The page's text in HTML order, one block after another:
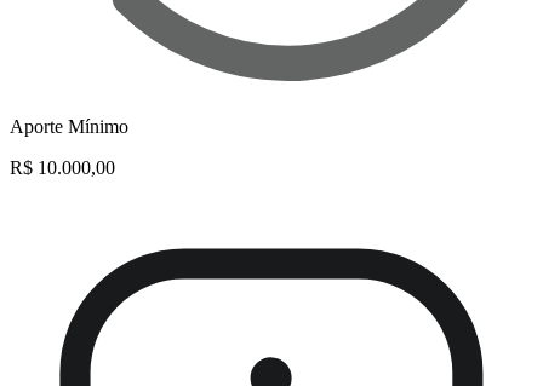
Aporte Mínimo
R$ 10.000,00